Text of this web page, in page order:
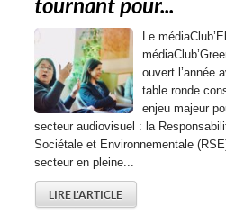
tournant pour...
Le
ouvert l’année
table ronde
enjeu majeur
secteur audiovisuel : la
Sociétale et Environnementale
secteur en pleine...
LIRE L'ARTICLE